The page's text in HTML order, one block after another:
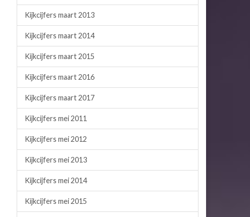
Kijkcijfers maart 2013
Kijkcijfers maart 2014
Kijkcijfers maart 2015
Kijkcijfers maart 2016
Kijkcijfers maart 2017
Kijkcijfers mei 2011
Kijkcijfers mei 2012
Kijkcijfers mei 2013
Kijkcijfers mei 2014
Kijkcijfers mei 2015